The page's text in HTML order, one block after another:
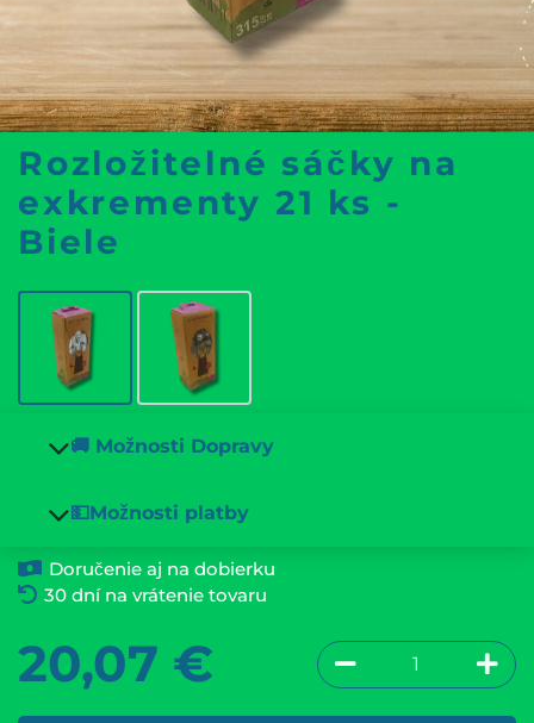
Rozložitelné sáčky na
exkrementy 21 ks -
Biele
🚚 Možnosti Dopravy
💵Možnosti platby
Doručenie aj na dobierku
30 dní na vrátenie tovaru
20,07 €